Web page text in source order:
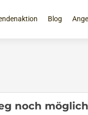
Blog
noch möglich